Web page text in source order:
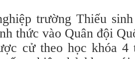
trường Thiếu
thức vào Quân đội
cử theo học khóa